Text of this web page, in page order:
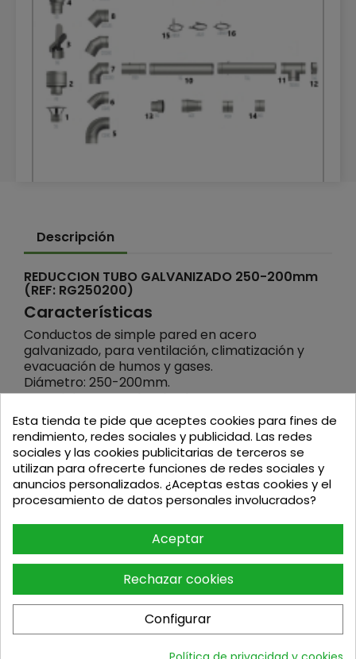
TUBOS DE CALEFACCIÓN GALVANIZADOS
TUBOS DE CALEFACCIÓN GALVANIZADOS
Descripción
REDUCCION TUBO GALVANIZADO 250-200mm
(REF: RG250200)
Características
Conductos de simple pared en acero
galvanizado, para ventilación, climatización y
evacuación de humos y gases.
Diámetro: 250-200mm.
Material: acero galvanizado.
Sistema de unión: macho-hembra, para tubos y
accesorios.
Tipo de combustible: sólidos y gaseosos.
Temperatura máxima permitida: 450ºC.
Aplicaciones
Sistemas de climatización destinados a industrias
agrarias y agropecuarias.
Climatización y ventilación de instalaciones
deportivas, comerciales e industriales
Montaje: uso interior extracción de humos, uso
interior/exterior ventilación y climatización
Esta tienda te pide que aceptes cookies para fines de
rendimiento, redes sociales y publicidad. Las redes
sociales y las cookies publicitarias de terceros se
utilizan para ofrecerte funciones de redes sociales y
anuncios personalizados. ¿Aceptas estas cookies y el
procesamiento de datos personales involucrados?
Aceptar
Rechazar cookies
Configurar